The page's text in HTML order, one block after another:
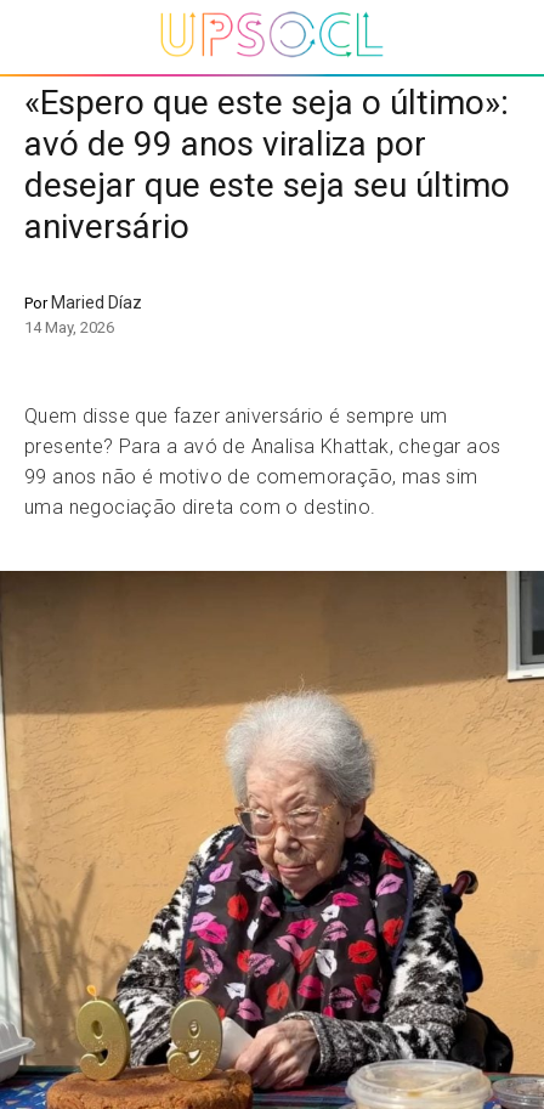
«Espero que este seja o último»:
avó de 99 anos viraliza por
desejar que este seja seu último
aniversário
Por Maried Díaz
14 May, 2026
Quem disse que fazer aniversário é sempre um
presente? Para a avó de Analisa Khattak, chegar aos
99 anos não é motivo de comemoração, mas sim
uma negociação direta com o destino.